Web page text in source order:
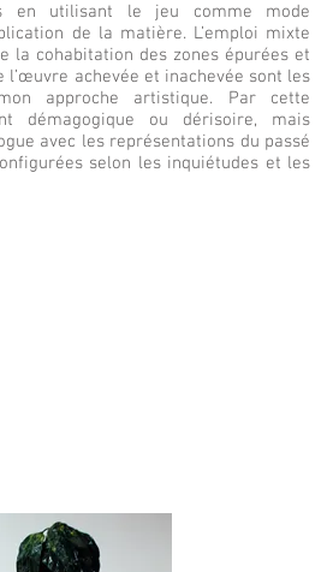
en utilisant le jeu comme mode
de la matière. L’emploi mixte
la cohabitation des zones épurées et
achevée et inachevée sont les
approche artistique. Par cette
démagogique ou dérisoire, mais
avec les représentations du passé
selon les inquiétudes et les